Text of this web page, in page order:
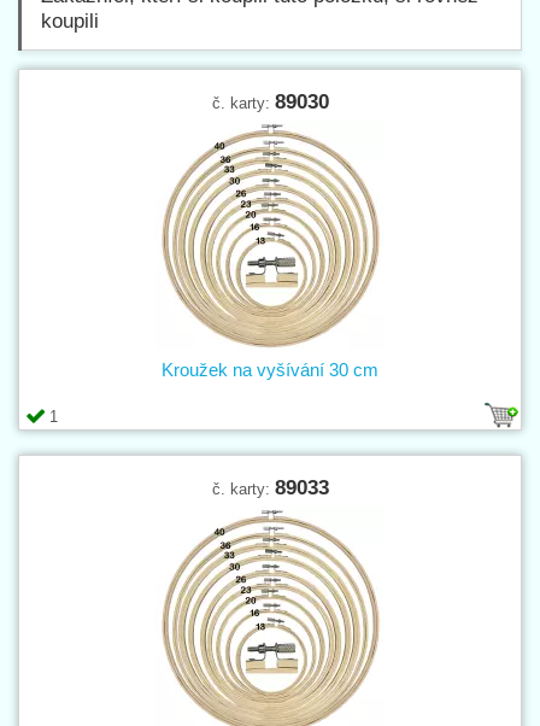
koupili
č. karty: 89030
1
Kroužek na vyšívání 30 cm
č. karty: 89033